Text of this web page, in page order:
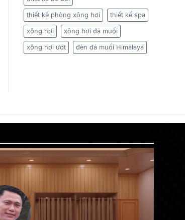
thiết kế phòng xông hơi thiết kế spa
xông hơi xông hơi đá muối
xông hơi ướt đèn đá muối Himalaya